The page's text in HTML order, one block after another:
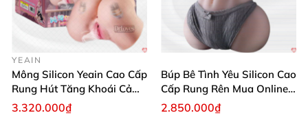
YEAIN
Mông Silicon Yeain Cao Cấp
Rung Hút Tăng Khoái Cảm
Thỏa Mãn
3.320.000₫
Búp Bê Tình Yêu Silicon Cao
Cấp Rung Rên Mua Online
Giá Tốt
2.850.000₫